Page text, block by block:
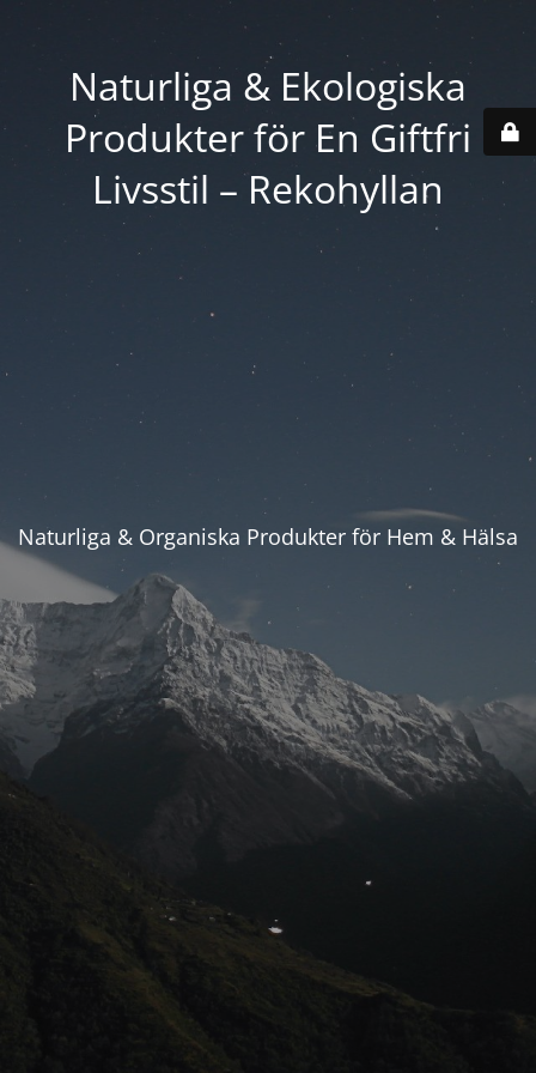
Naturliga & Ekologiska
Produkter för En Giftfri
Livsstil – Rekohyllan
Naturliga & Organiska Produkter för Hem & Hälsa